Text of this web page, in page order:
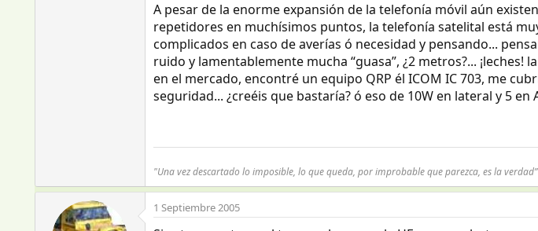
A pesar de la enorme expansión de la telefonía móvil aún
repetidores en muchísimos puntos, la telefonía satelital está
complicados en caso de averías ó necesidad y pensando...
ruido y lamentablemente mucha “guasa”, ¿2 metros?... ¡leches!
en el mercado, encontré un equipo QRP él ICOM IC 703, me
seguridad... ¿creéis que bastaría? ó eso de 10W en lateral y 5 en
"Una vez descartado lo imposible, lo que queda, por improbable que parezca, es la verdad”
1 Septiembre 2005